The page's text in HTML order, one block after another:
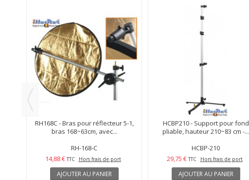
RH168C - Bras pour réflecteur 5-1,
bras 168~63cm, avec...
RH-168-C
14,88 € TTC Hors frais de port
AJOUTER AU PANIER
HCBP210 - Support pour fond
pliable, hauteur 210~83 cm -...
HCBP-210
29,75 € TTC Hors frais de port
AJOUTER AU PANIER